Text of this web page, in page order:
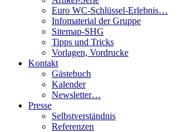
Euro WC-Schlüssel-Erlebnis…
Infomaterial der Gruppe
Sitemap-SHG
Tipps und Tricks
Vorlagen, Vordrucke
Kontakt
Gästebuch
Kalender
Newsletter…
Presse
Selbstverständnis
Referenzen